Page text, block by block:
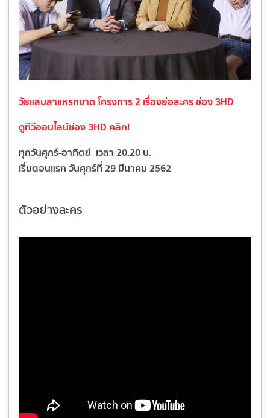
วัยแสบสาแหรกขาด โครงการ 2 เรื่องย่อละคร ช่อง 3HD
ดูทีวีออนไลน์ช่อง 3HD คลิก!
ทุกวันศุกร์-อาทิตย์ เวลา 20.20 น.
เริ่มตอนแรกวันศุกร์ที่ 29 มีนาคม 2562
ตัวอย่างละคร